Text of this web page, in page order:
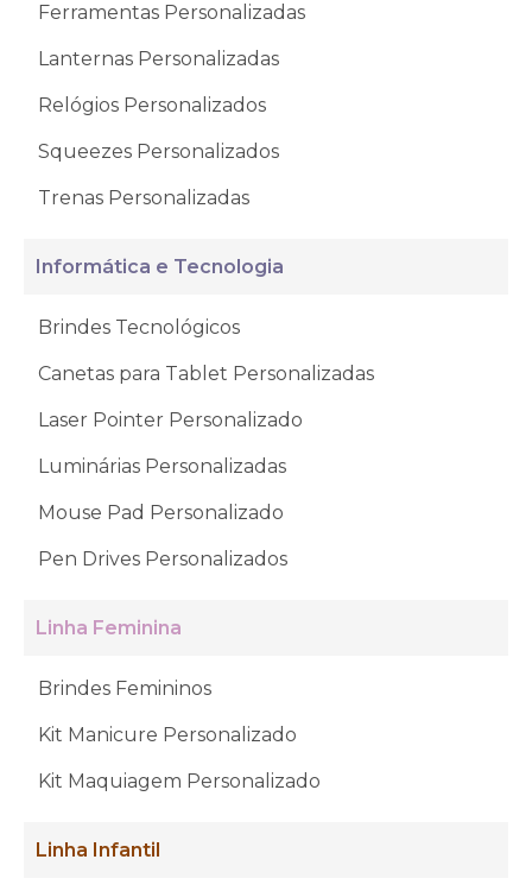
Ferramentas Personalizadas
Lanternas Personalizadas
Relógios Personalizados
Squeezes Personalizados
Trenas Personalizadas
Informática e Tecnologia
Brindes Tecnológicos
Canetas para Tablet Personalizadas
Laser Pointer Personalizado
Luminárias Personalizadas
Mouse Pad Personalizado
Pen Drives Personalizados
Linha Feminina
Brindes Femininos
Kit Manicure Personalizado
Kit Maquiagem Personalizado
Linha Infantil